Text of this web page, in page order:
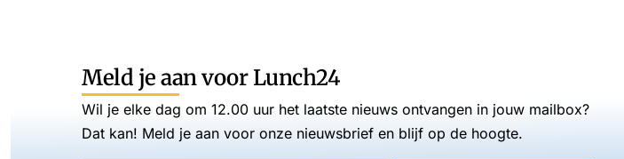
Meld je aan voor Lunch24
Wil je elke dag om 12.00 uur het laatste nieuws ontvangen in jouw mailbox?
Dat kan! Meld je aan voor onze nieuwsbrief en blijf op de hoogte.